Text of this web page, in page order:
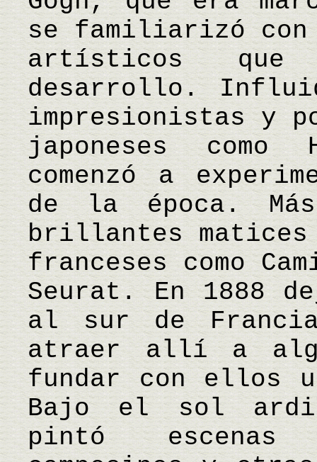
se familiarizó con
artísticos que
desarrollo.
impresionistas y
japoneses
comenzó a
de la época.
brillantes
franceses como
Seurat. En 1888
al sur de
atraer allí a
fundar con ellos
Bajo el sol
pintó